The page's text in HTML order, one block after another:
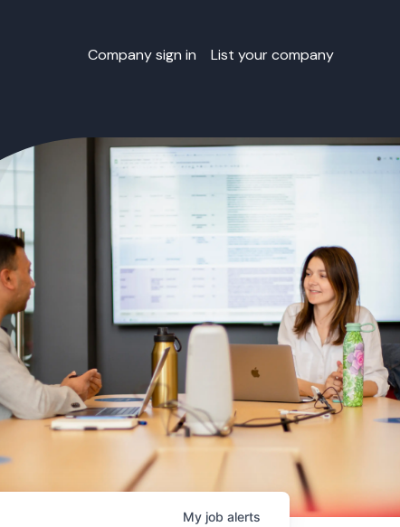
Company sign in List your company
My job alerts